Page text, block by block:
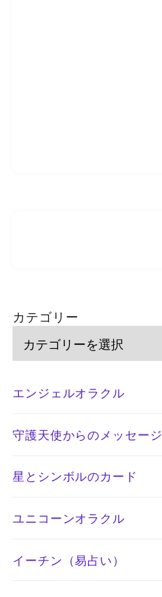
カテゴリー
エンジェルオラクル
守護天使からのメッセージ
星とシンボルのカード
ユニコーンオラクル
イーチン（易占い）